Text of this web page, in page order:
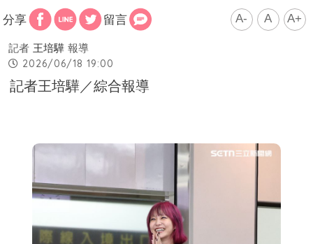
分享 留言 A- A A+
記者 王培驊 報導
2026/06/18 19:00
記者王培驊／綜合報導